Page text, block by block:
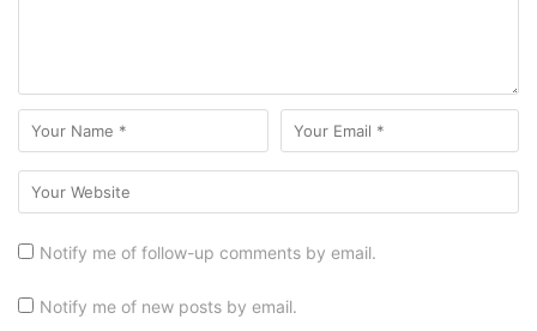
Notify me of follow-up comments by email.
Notify me of new posts by email.